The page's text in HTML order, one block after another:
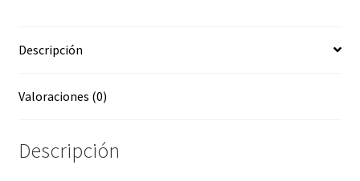
cantidad
Descripción
Valoraciones (0)
Descripción